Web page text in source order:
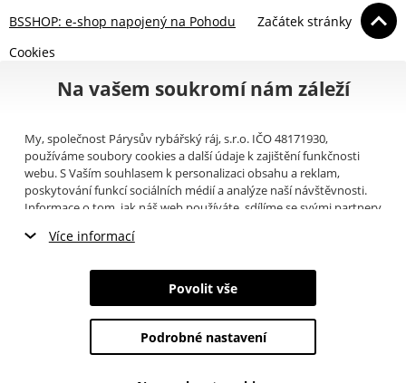
BSSHOP: e-shop napojený na Pohodu
Začátek stránky
Cookies
Na vašem soukromí nám záleží
My, společnost Párysův rybářský ráj, s.r.o. IČO 48171930,
používáme soubory cookies a další údaje k zajištění funkčnosti
webu. S Vaším souhlasem k personalizaci obsahu a reklam,
poskytování funkcí sociálních médií a analýze naší návštěvnosti.
Informace o tom, jak náš web používáte, sdílíme se svými partnery
můžete přečíst, jak tyto informace Google používá. Partneři tyto
poskytli nebo které získali v důsledku toho, že používáte jejich
služby. Tyto údaje zahrnují cookies, data z dalších úložišť, IP
adresu a další informace spojené s prohlížením webu. Svůj souhlas
Více informací
Nezbytné cookies
Marketingové cookies
Analytické cookies
Povolit vše
Podrobné nastavení